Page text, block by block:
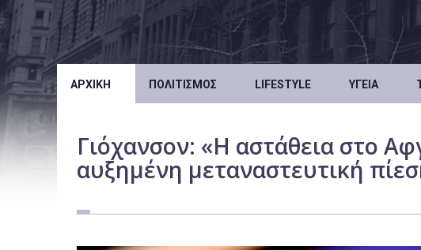
ΑΡΧΙΚΉ ΠΟΛΙΤΙΣΜΌΣ LIFESTYLE ΥΓΕΊΑ
Γιόχανσον: «Η αστάθεια στο
αυξημένη μεταναστευτική